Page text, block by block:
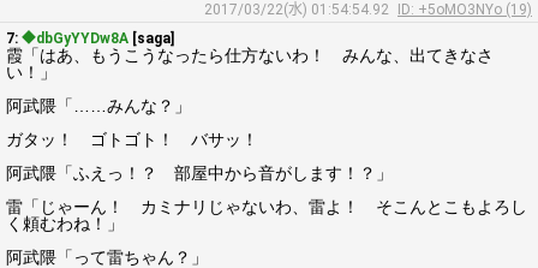
2017/03/22(水) 01:54:54.92
ID: +5oMO3NYo (19)
7: ◆dbGyYYDw8A [saga]
霞「はあ、もうこうなったら仕方ないわ！ みんな、出てきなさ
い！」
阿武隈「……みんな？」
ガタッ！ ゴトゴト！ バサッ！
阿武隈「ふえっ！？ 部屋中から音がします！？」
雷「じゃーん！ カミナリじゃないわ、雷よ！ そこんとこもよろし
く頼むわね！」
阿武隈「って雷ちゃん？」